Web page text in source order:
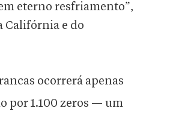
eterno resfriamento”,
Califórnia e do
ocorrerá apenas
por 1.100 zeros — um